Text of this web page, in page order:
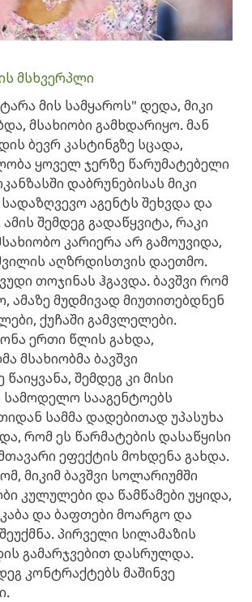
მსხვერპლი
მის სამყაროს" დედა, მიკი
მსახიობი გამხდარიყო. მან
ბევრ კასტინგზე სცადა,
ყოველ ჯერზე წარუმატებელი
დაბრუნებისას მიკი
აგენტს შეხვდა და
შემდეგ გადაწყვიტა, რაკი
კარიერა არ გამოუვიდა,
აღზრდისთვის დაეთმო.
თოჯინას ჰგავდა. ბავშვი რომ
ამაზე მუდმივად მიუთითებდნენ
ქუჩაში გამვლელები.
ერთი წლის გახდა,
მსახიობმა ბავშვი
შემდეგ კი მისი
სააგენტოებს
სამმა დადებითად უპასუხა
რომ ეს წარმატების დასაწყისი
ეფექტის მოხდენა გახდა.
მიკიმ ბავშვი სოლარიუმში
კულულები და წამწამები უყიდა,
და ბაფთები მოარგო და
პირველი სილამაზის
გამარჯვებით დასრულდა.
კონტრაქტებს მაშინვე